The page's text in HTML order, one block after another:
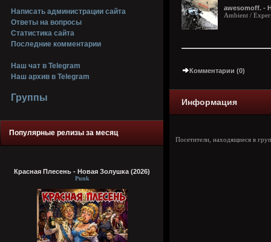
Написать администрации сайта
Ответы на вопросы
Статистика сайта
Последние комментарии
Наш чат в Telegram
Наш архив в Telegram
Группы
Популярные релизы за месяц
Красная Плесень - Новая Золушка (2026)
Punk
awesomoff. -
Ambient /
Комментарии (0)
Информация
Посетители, находящиеся в